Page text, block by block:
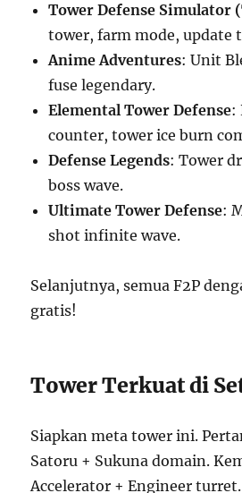
Tower Defense Simulator
tower, farm mode, update
Anime Adventures: Unit
fuse legendary.
Elemental Tower Defense:
counter, tower ice burn
Defense Legends: Tower
boss wave.
Ultimate Tower Defense:
shot infinite wave.
Selanjutnya, semua F2P
gratis!
Tower Terkuat di
Siapkan meta tower ini.
Satoru + Sukuna domain.
Accelerator + Engineer